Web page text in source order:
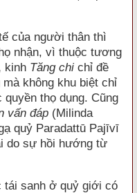
của người thân thì
nhận, vì thuộc tương
kinh Tăng chi chỉ đề
không khu biệt chỉ
thọ dụng. Cũng
vấn đáp (Milinda
quỷ Paradattū Pajīvī
do sự hồi hướng từ
tái sanh ở quỷ giới có